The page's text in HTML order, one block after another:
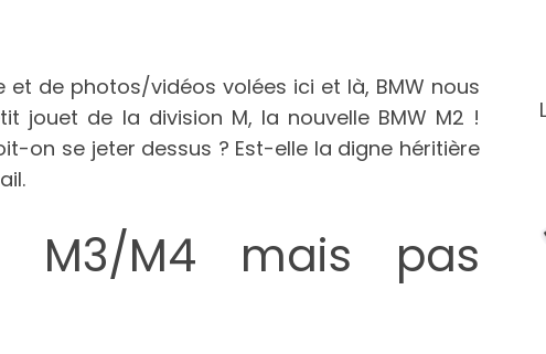
et de photos/vidéos volées ici et là, BMW nous
jouet de la division M, la nouvelle BMW M2 !
on se jeter dessus ? Est-elle la digne héritière
M3/M4 mais pas